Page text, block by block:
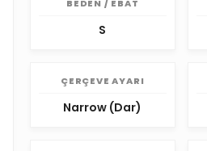
BEDEN / EBAT
S
ÇERÇEVE AYARI
Narrow (Dar)